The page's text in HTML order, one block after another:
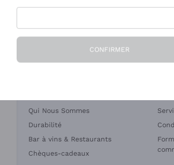
en 2-4 jours
en France
Qui Nous Sommes
Durabilité
Bar à vins & Restaurants
Chèques-cadeaux
CONFIRMER